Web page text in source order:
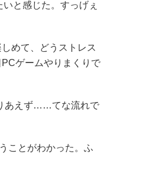
いと感じた。すっげぇ
めて、どうストレス
ゲームやりまくりで
あえず……てな流れで
ことがわかった。ふ